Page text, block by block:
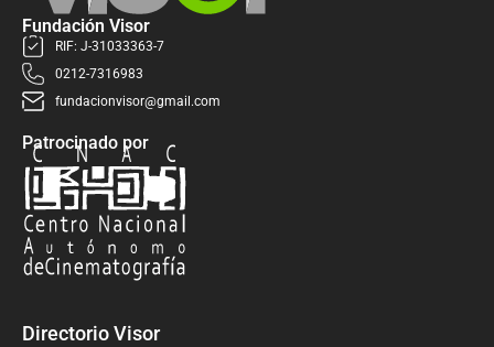
Fundación Visor
RIF: J-31033363-7
0212-7316983
fundacionvisor@gmail.com
Patrocinado por
Directorio Visor